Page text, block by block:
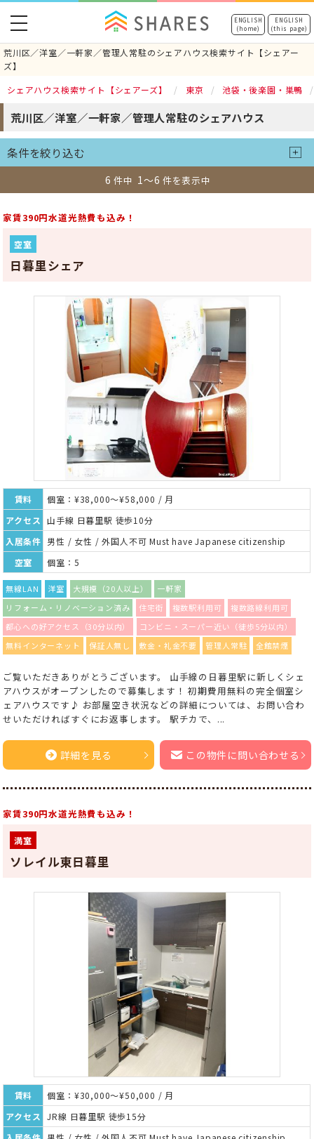
ENGLISH
(home)
ENGLISH
(this page)
荒川区／洋室／一軒家／管理人常駐のシェアハウス検索サイト【シェアー
ズ】
toggle
navigation
シェアハウス検索サイト【シェアーズ】 東京 池袋・後楽園・巣鴨
荒川区／洋室／一軒家／管理人常駐のシェアハウス
条件を絞り込む
6 件中 1～6 件を表示中
家賃390円水道光熱費も込み！
空室
日暮里シェア
賃料
個室：¥38,000～¥58,000 / 月
アクセス
山手線 日暮里駅 徒歩10分
入居条件 男性 / 女性 / 外国人不可 Must have Japanese citizenship
空室
個室：5
無線LAN 洋室 大規模（20人以上）
一軒家
リフォーム・リノベーション済み
住宅街 複数駅利用可
複数路線利用可
都心への好アクセス（30分以内）
コンビニ・スーパー近い（徒歩5分以内）
無料インターネット
保証人無し 敷金・礼金不要 管理人常駐 全館禁煙
ご覧いただきありがとうございます。 山手線の日暮里駅に新しくシェ
アハウスがオープンしたので募集します！ 初期費用無料の完全個室シ
ェアハウスです♪ お部屋空き状況などの詳細については、お問い合わ
せいただければすぐにお返事します。 駅チカで、...
詳細を見る この物件に問い合わせる
家賃390円水道光熱費も込み！
満室
ソレイル東日暮里
賃料
個室：¥30,000～¥50,000 / 月
アクセス
JR線 日暮里駅 徒歩15分